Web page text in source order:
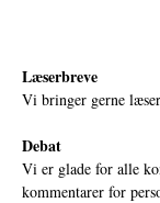
Læserbreve
Vi bringer gerne
Debat
Vi er glade for alle
kommentarer for